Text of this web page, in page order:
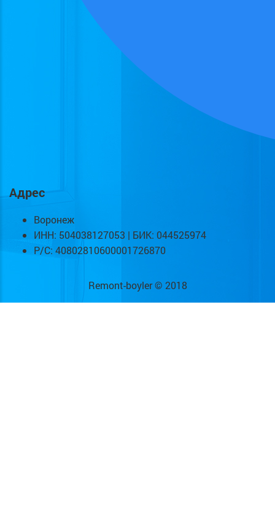
Адрес
Воронеж
ИНН: 504038127053 | БИК: 044525974
Р/С: 40802810600001726870
Remont-boyler © 2018